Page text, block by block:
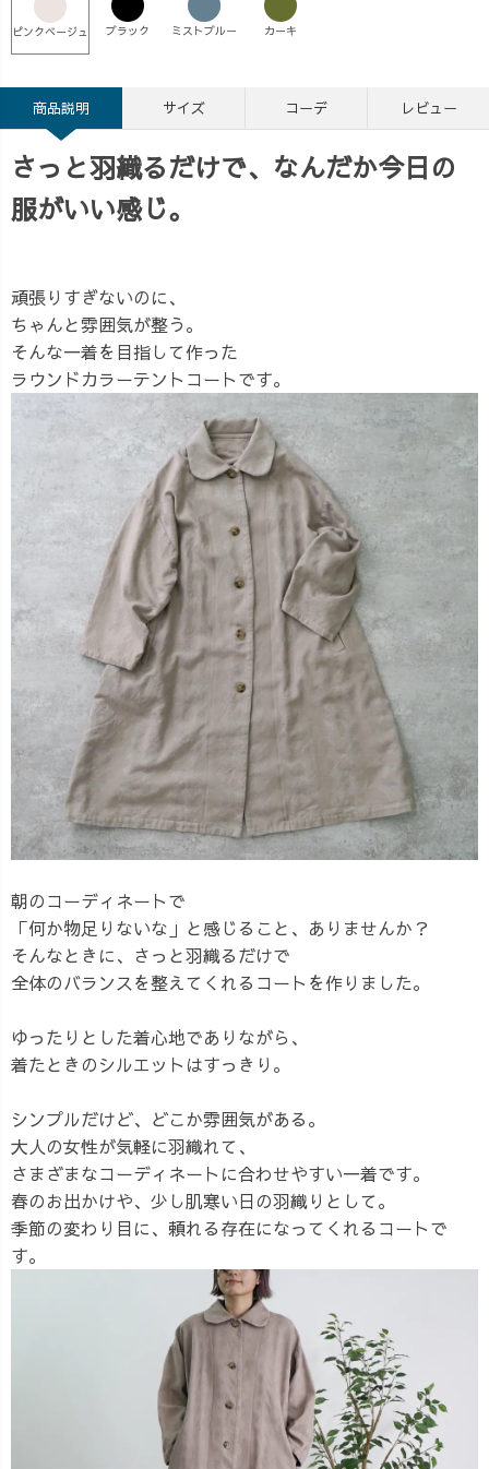
ピンクベージュ ブラック ミストブルー カーキ
商品説明 サイズ コーデ レビュー
さっと羽織るだけで、なんだか今日の
服がいい感じ。
頑張りすぎないのに、
ちゃんと雰囲気が整う。
そんな一着を目指して作った
ラウンドカラーテントコートです。
朝のコーディネートで
「何か物足りないな」と感じること、ありませんか？
そんなときに、さっと羽織るだけで
全体のバランスを整えてくれるコートを作りました。
ゆったりとした着心地でありながら、
着たときのシルエットはすっきり。
シンプルだけど、どこか雰囲気がある。
大人の女性が気軽に羽織れて、
さまざまなコーディネートに合わせやすい一着です。
春のお出かけや、少し肌寒い日の羽織りとして。
季節の変わり目に、頼れる存在になってくれるコートで
す。